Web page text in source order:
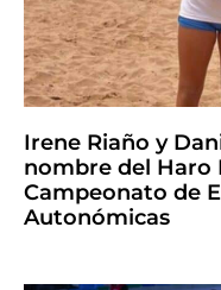
Irene Riaño y
nombre del Haro
Campeonato de
Autonómicas